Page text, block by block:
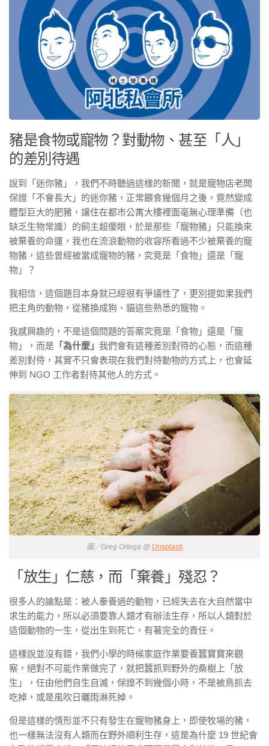
豬是食物或寵物？對動物、甚至「人」
的差別待遇
說到「迷你豬」，我們不時聽過這樣的新聞，就是寵物店老闆
保證「不會長大」的迷你豬，正常餵食幾個月之後，竟然變成
體型巨大的肥豬，讓住在都市公寓大樓裡面毫無心理準備（也
缺乏生物常識）的飼主超傻眼，於是那些「寵物豬」只能換來
被棄養的命運，我也在流浪動物的收容所看過不少被棄養的寵
物豬，這些曾經被當成寵物的豬，究竟是「食物」還是「寵
物」？
我相信，這個題目本身就已經很有爭議性了，更別提如果我們
把主角的動物，從豬換成狗、貓這些熟悉的寵物。
我感興趣的，不是這個問題的答案究竟是「食物」還是「寵
物」，而是 「為什麼」 我們會有這種差別對待的心態，而這種
差別對待，其實不只會表現在我們對待動物的方式上，也會延
伸到 NGO 工作者對待其他人的方式。
圖／Greg Ortega @ Unsplash
「放生」仁慈，而「棄養」殘忍？
很多人的論點是：被人豢養過的動物，已經失去在大自然當中
求生的能力，所以必須要靠人類才有辦法生存，所以人類對於
這個動物的一生，從出生到死亡，有著完全的責任。
這樣說並沒有錯，我們小學的時候家庭作業要養蠶寶寶來觀
察，絕對不可能作業做完了，就把蠶抓到野外的桑樹上「放
生」，任由他們自生自滅，保證不到幾個小時，不是被鳥抓去
吃掉，或是風吹日曬雨淋死掉。
但是這樣的情形並不只有發生在寵物豬身上，即使牧場的豬，
也一樣無法沒有人類而在野外順利生存，這是為什麼 19 世紀會